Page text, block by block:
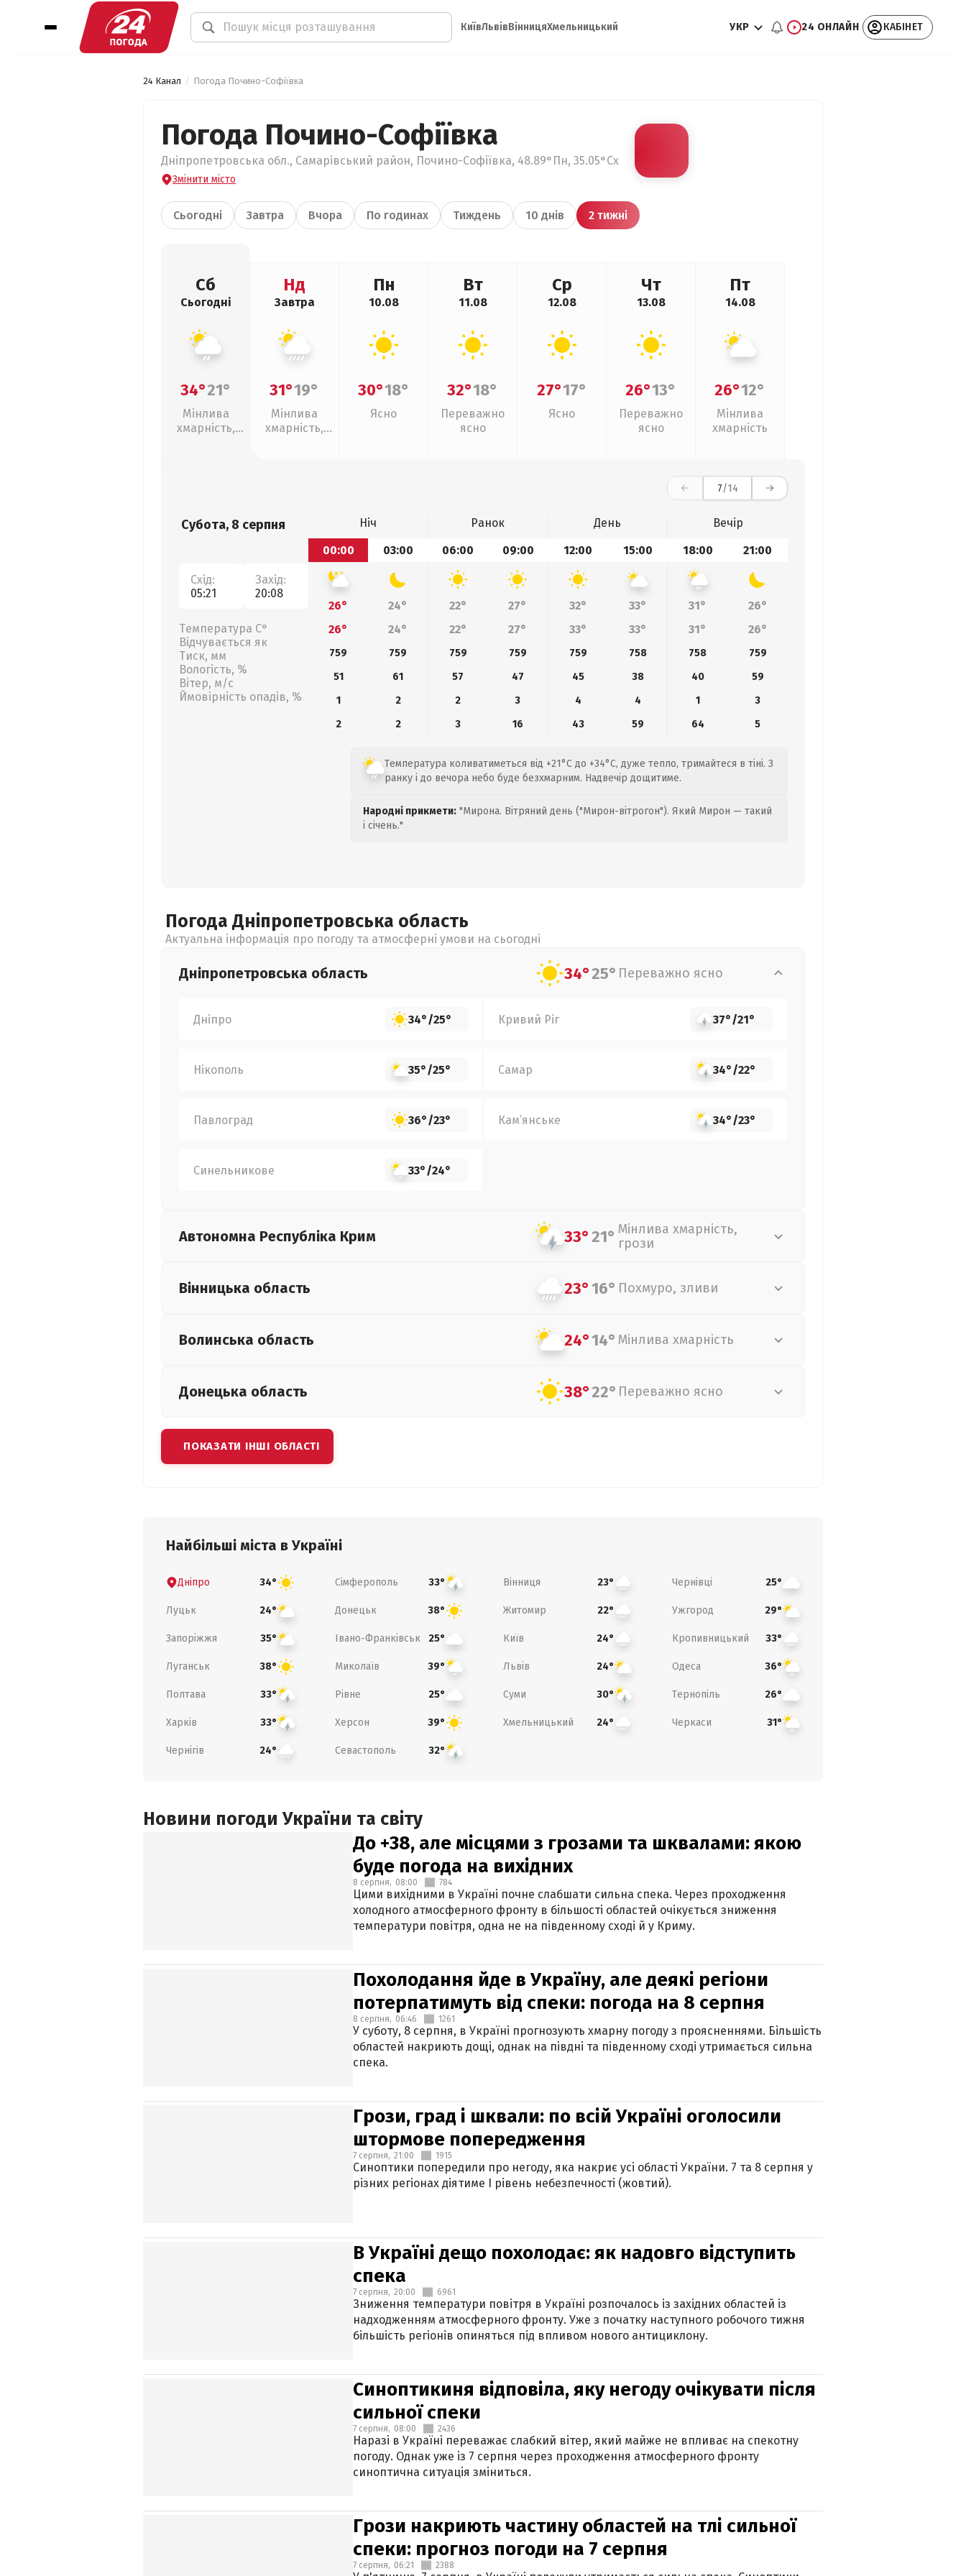
КиївЛьвівВінницяХмельницький УКР 24 ОНЛАЙН КАБІНЕТ
24 Канал Погода Почино-Софіївка
Погода Почино-Софіївка
Дніпропетровська обл., Самарівський район, Почино-Софіївка, 48.89°Пн, 35.05°Сх
Змінити місто
Сьогодні Завтра Вчора По годинах Тиждень 10 днів 2 тижні
Сб
Сьогодні
34°21°
Мінлива
хмарність,
Нд
Завтра
31°19°
Мінлива
хмарність,
Пн
10.08
30°18°
Ясно
Вт
11.08
32°18°
Переважно
ясно
Ср
12.08
27°17°
Ясно
Чт
13.08
26°13°
Переважно
ясно
Пт
14.08
26°12°
Мінлива
хмарність
7/14
Субота, 8 серпня
Схід:
05:21
Захід:
20:08
Температура С°
Відчувається як
Тиск, мм
Вологість, %
Вітер, м/с
Ймовірність опадів, %
Ніч Ранок День
Вечір
00:00
03:00 06:00 09:00 12:00 15:00 18:00 21:00
26° 24° 22° 27° 32° 33° 31°
26°
26°
24° 22° 27° 33° 33° 31° 26°
759 759 759 759 759 758 758
759
51
61 57 47 45 38 40
59
1
2 2 3 4 4 1
3
2
2 3 16 43 59 64 5
Температура коливатиметься від +21°C до +34°C, дуже тепло, тримайтеся в тіні. З
ранку і до вечора небо буде безхмарним. Надвечір дощитиме.
Народні прикмети: "Мирона. Вітряний день ("Мирон-вітрогон"). Який Мирон — такий
і січень."
Погода Дніпропетровська область
Актуальна інформація про погоду та атмосферні умови на сьогодні
Дніпропетровська область 34°25° Переважно ясно
Дніпро 34°/25° Кривий Ріг 37°/21°
Нікополь 35°/25° Самар 34°/22°
Павлоград 36°/23° Кам’янське 34°/23°
Синельникове 33°/24°
Автономна Республіка Крим 33°21° Мінлива хмарність,
грози
Вінницька область 23°16° Похмуро, зливи
Волинська область 24°14° Мінлива хмарність
Донецька область 38°22° Переважно ясно
ПОКАЗАТИ ІНШІ ОБЛАСТІ
Найбільші міста в Україні
Дніпро 34° Сімферополь 33° Вінниця 23° Чернівці 25°
Луцьк 24° Донецьк 38° Житомир 22° Ужгород 29°
Запоріжжя 35° Івано-Франківськ 25° Київ 24° Кропивницький 33°
Луганськ 38° Миколаїв 39° Львів 24° Одеса 36°
Полтава 33° Рівне 25° Суми 30° Тернопіль 26°
Харків 33° Херсон 39° Хмельницький 24° Черкаси 31°
Чернігів 24° Севастополь 32°
Новини погоди України та світу
До +38, але місцями з грозами та шквалами: якою
буде погода на вихідних
8 серпня, 08:00 784
Цими вихідними в Україні почне слабшати сильна спека. Через проходження
холодного атмосферного фронту в більшості областей очікується зниження
температури повітря, одна не на південному сході й у Криму.
Похолодання йде в Україну, але деякі регіони
потерпатимуть від спеки: погода на 8 серпня
8 серпня, 06:46 1261
У суботу, 8 серпня, в Україні прогнозують хмарну погоду з проясненнями. Більшість
областей накриють дощі, однак на півдні та південному сході утримається сильна
спека.
Грози, град і шквали: по всій Україні оголосили
штормове попередження
7 серпня, 21:00 1915
Синоптики попередили про негоду, яка накриє усі області України. 7 та 8 серпня у
різних регіонах діятиме І рівень небезпечності (жовтий).
В Україні дещо похолодає: як надовго відступить
спека
7 серпня, 20:00 6961
Зниження температури повітря в Україні розпочалось із західних областей із
надходженням атмосферного фронту. Уже з початку наступного робочого тижня
більшість регіонів опиняться під впливом нового антициклону.
Синоптикиня відповіла, яку негоду очікувати після
сильної спеки
7 серпня, 08:00 2436
Наразі в Україні переважає слабкий вітер, який майже не впливає на спекотну
погоду. Однак уже із 7 серпня через проходження атмосферного фронту
синоптична ситуація зміниться.
Грози накриють частину областей на тлі сильної
спеки: прогноз погоди на 7 серпня
7 серпня, 06:21 2388